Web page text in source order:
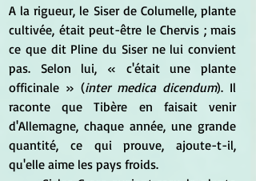
A la rigueur, le Siser de Columelle, plante
cultivée, était peut-être le Chervis ; mais
ce que dit Pline du Siser ne lui convient
pas. Selon lui, « c'était une plante
officinale » (inter medica dicendum). Il
raconte que Tibère en faisait venir
d'Allemagne, chaque année, une grande
quantité, ce qui prouve, ajoute-t-il,
qu'elle aime les pays froids.